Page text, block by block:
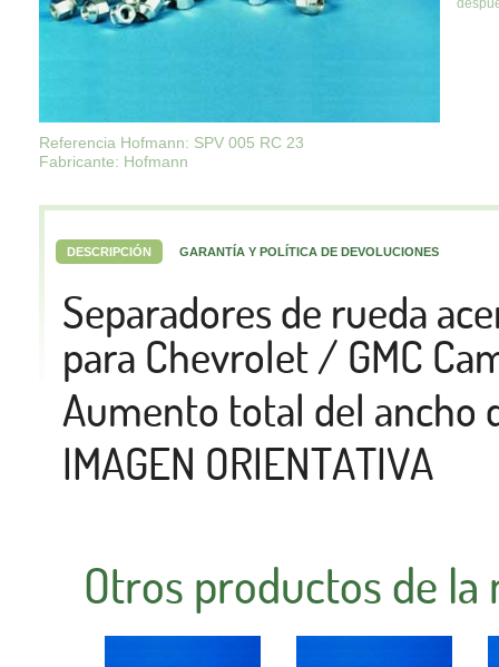
Referencia Hofmann: SPV 005 RC 23
Fabricante: Hofmann
DESCRIPCIÓN GARANTÍA Y POLÍTICA DE DEVOLUCIONES
Separadores de rueda
para Chevrolet / GMC
Aumento total del ancho
IMAGEN ORIENTATIVA
Otros productos de